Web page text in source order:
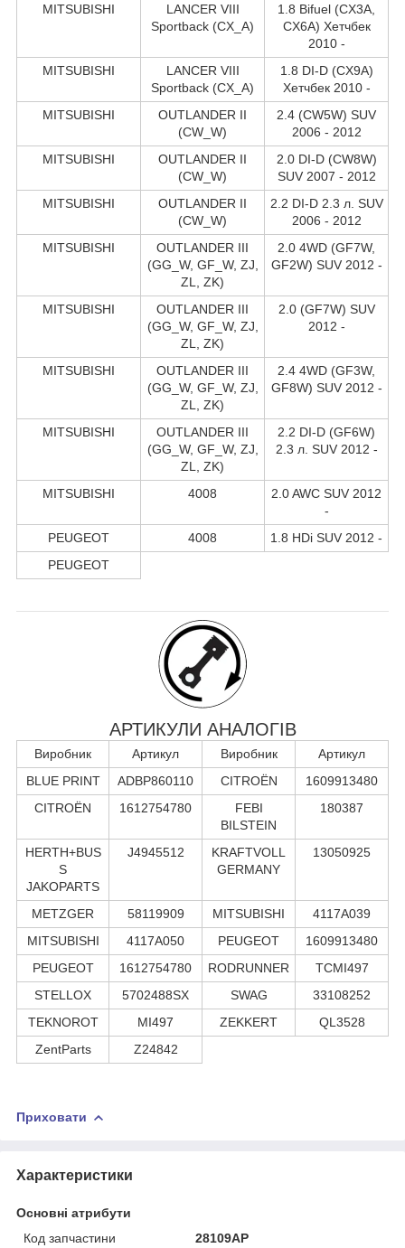
MITSUBISHI
LANCER VIII
Sportback (CX_A)
1.8 Bifuel (CX3A,
CX6A) Хетчбек
2010 -
MITSUBISHI
LANCER VIII
Sportback (CX_A)
1.8 DI-D (CX9A)
Хетчбек 2010 -
MITSUBISHI
OUTLANDER II
(CW_W)
2.4 (CW5W) SUV
2006 - 2012
MITSUBISHI
OUTLANDER II
(CW_W)
2.0 DI-D (CW8W)
SUV 2007 - 2012
MITSUBISHI
OUTLANDER II
(CW_W)
2.2 DI-D 2.3 л. SUV
2006 - 2012
MITSUBISHI
OUTLANDER III
(GG_W, GF_W, ZJ,
ZL, ZK)
2.0 4WD (GF7W,
GF2W) SUV 2012 -
MITSUBISHI
OUTLANDER III
(GG_W, GF_W, ZJ,
ZL, ZK)
2.0 (GF7W) SUV
2012 -
MITSUBISHI
OUTLANDER III
(GG_W, GF_W, ZJ,
ZL, ZK)
2.4 4WD (GF3W,
GF8W) SUV 2012 -
MITSUBISHI
OUTLANDER III
(GG_W, GF_W, ZJ,
ZL, ZK)
2.2 DI-D (GF6W)
2.3 л. SUV 2012 -
MITSUBISHI 4008
2.0 AWC SUV 2012
-
PEUGEOT
4008
1.8 HDi SUV 2012 -
PEUGEOT
АРТИКУЛИ АНАЛОГІВ
Виробник Артикул Виробник
Артикул
BLUE PRINT
ADBP860110 CITROËN
1609913480
CITROËN
1612754780
FEBI
BILSTEIN
180387
HERTH+BUS
S
JAKOPARTS
J4945512
KRAFTVOLL
GERMANY
13050925
METZGER 58119909 MITSUBISHI
4117A039
MITSUBISHI
4117A050 PEUGEOT
1609913480
PEUGEOT
1612754780 RODRUNNER
TCMI497
STELLOX
5702488SX SWAG
33108252
TEKNOROT
MI497 ZEKKERT
QL3528
ZentParts
Z24842
Приховати
Характеристики
Основні атрибути
Код запчастини
28109AP